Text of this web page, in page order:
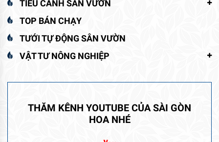
TIỂU CẢNH SÂN VƯỜN
TOP BÁN CHẠY
TƯỚI TỰ ĐỘNG SÂN VƯỜN
VẬT TƯ NÔNG NGHIỆP
THĂM KÊNH YOUTUBE CỦA SÀI GÒN
HOA NHÉ